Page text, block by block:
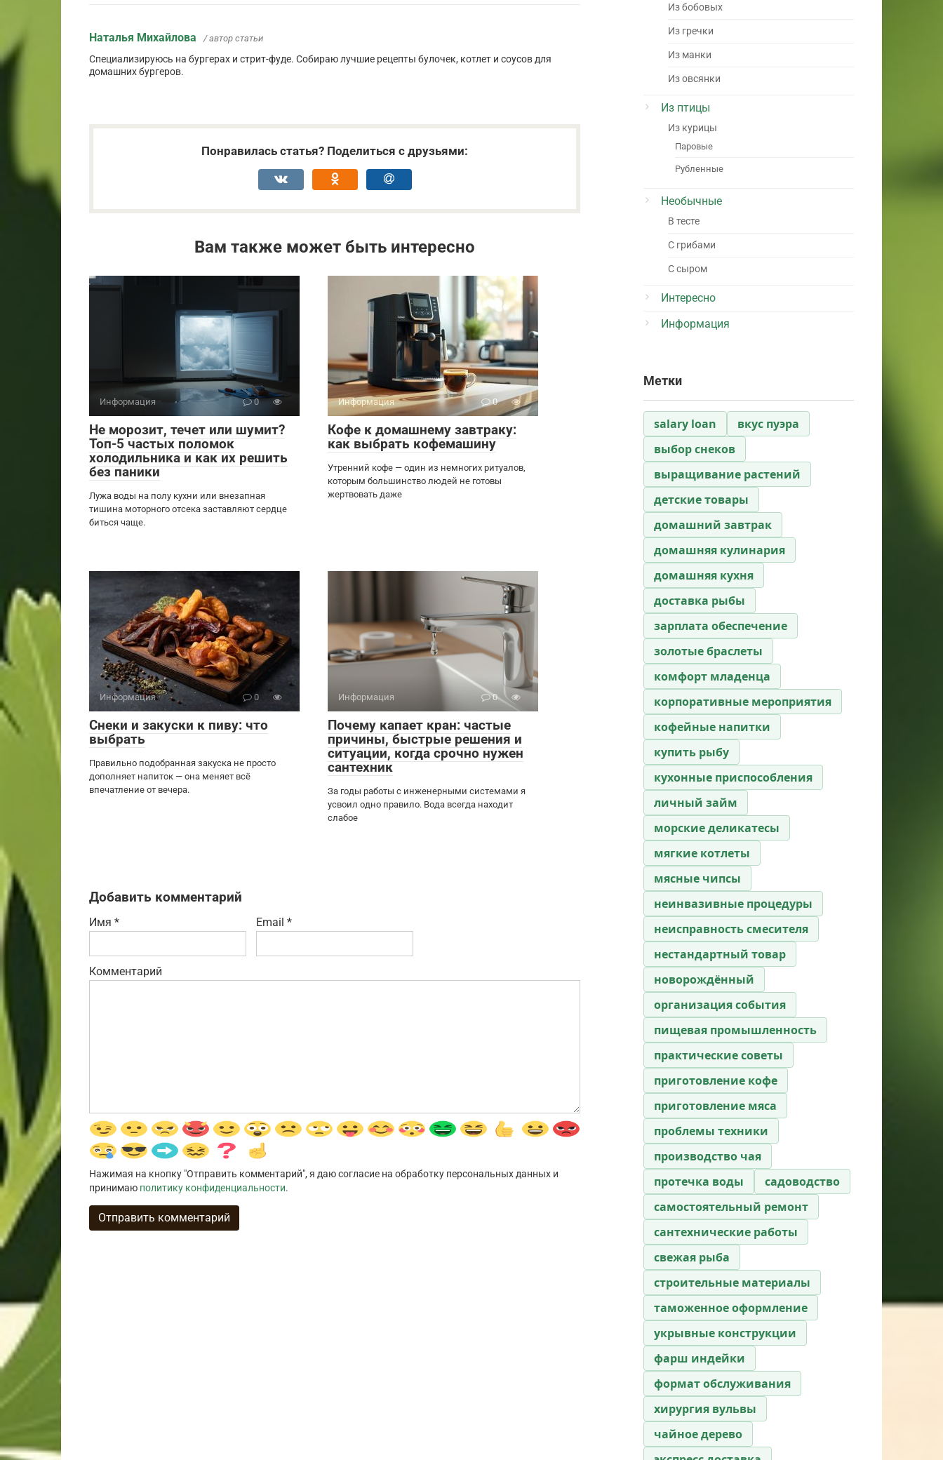
Наталья Михайлова / автор статьи
Специализируюсь на бургерах и стрит-фуде. Собираю лучшие рецепты булочек, котлет и соусов для
домашних бургеров.
Понравилась статья? Поделиться с друзьями:
Вам также может быть интересно
Информация 0
Не морозит, течет или шумит?
Топ-5 частых поломок
холодильника и как их решить
без паники
Лужа воды на полу кухни или внезапная
тишина моторного отсека заставляют сердце
биться чаще.
Информация 0
Кофе к домашнему завтраку:
как выбрать кофемашину
Утренний кофе — один из немногих ритуалов,
которым большинство людей не готовы
жертвовать даже
Информация 0
Снеки и закуски к пиву: что
выбрать
Правильно подобранная закуска не просто
дополняет напиток — она меняет всё
впечатление от вечера.
Информация 0
Почему капает кран: частые
причины, быстрые решения и
ситуации, когда срочно нужен
сантехник
За годы работы с инженерными системами я
усвоил одно правило. Вода всегда находит
слабое
Добавить комментарий
Имя * Email *
Комментарий
Нажимая на кнопку "Отправить комментарий", я даю согласие на обработку персональных данных и
принимаю политику конфиденциальности.
Из бобовых
Из гречки
Из манки
Из овсянки
Из птицы
Из курицы
Паровые
Рубленные
Необычные
В тесте
С грибами
С сыром
Интересно
Информация
Метки
salary loan
вкус пуэра
выбор снеков
выращивание растений
детские товары
домашний завтрак
домашняя кулинария
домашняя кухня
доставка рыбы
зарплата обеспечение
золотые браслеты
комфорт младенца
корпоративные мероприятия
кофейные напитки
купить рыбу
кухонные приспособления
личный займ
морские деликатесы
мягкие котлеты
мясные чипсы
неинвазивные процедуры
неисправность смесителя
нестандартный товар
новорождённый
организация события
пищевая промышленность
практические советы
приготовление кофе
приготовление мяса
проблемы техники
производство чая
протечка воды
садоводство
самостоятельный ремонт
сантехнические работы
свежая рыба
строительные материалы
таможенное оформление
укрывные конструкции
фарш индейки
формат обслуживания
хирургия вульвы
чайное дерево